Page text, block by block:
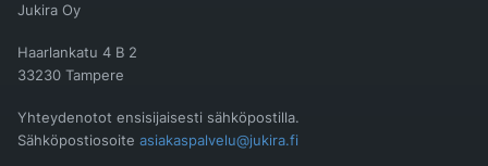
Jukira Oy
Haarlankatu 4 B 2
33230 Tampere
Yhteydenotot ensisijaisesti sähköpostilla.
Sähköpostiosoite asiakaspalvelu@jukira.fi